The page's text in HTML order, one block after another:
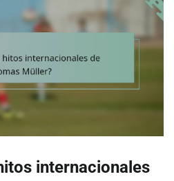
internacionales